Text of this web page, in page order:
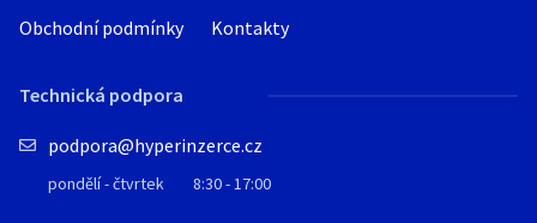
Obchodní podmínky
Kontakty
Technická podpora
podpora@hyperinzerce.cz
pondělí - čtvrtek 8:30 - 17:00